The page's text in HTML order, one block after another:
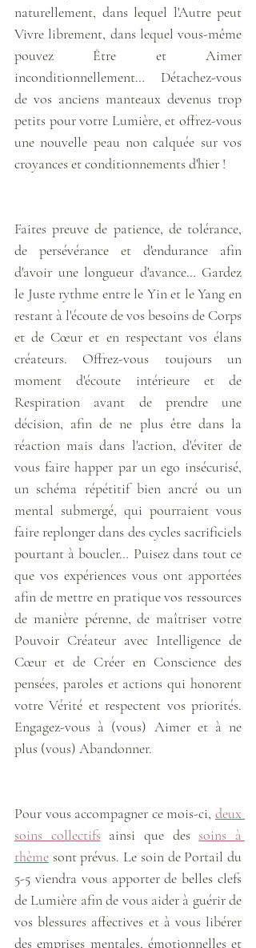
naturellement, dans lequel l'Autre peut
Vivre librement, dans lequel vous-même
pouvez Être et Aimer
inconditionnellement… Détachez-vous
de vos anciens manteaux devenus trop
petits pour votre Lumière, et offrez-vous
une nouvelle peau non calquée sur vos
croyances et conditionnements d'hier !
Faites preuve de patience, de tolérance,
de persévérance et d'endurance afin
d'avoir une longueur d'avance… Gardez
le Juste rythme entre le Yin et le Yang en
restant à l'écoute de vos besoins de Corps
et de Cœur et en respectant vos élans
créateurs. Offrez-vous toujours un
moment d'écoute intérieure et de
Respiration avant de prendre une
décision, afin de ne plus être dans la
réaction mais dans l'action, d'éviter de
vous faire happer par un ego insécurisé,
un schéma répétitif bien ancré ou un
mental submergé, qui pourraient vous
faire replonger dans des cycles sacrificiels
pourtant à boucler… Puisez dans tout ce
que vos expériences vous ont apportées
afin de mettre en pratique vos ressources
de manière pérenne, de maîtriser votre
Pouvoir Créateur avec Intelligence de
Cœur et de Créer en Conscience des
pensées, paroles et actions qui honorent
votre Vérité et respectent vos priorités.
Engagez-vous à (vous) Aimer et à ne
plus (vous) Abandonner.
Pour vous accompagner ce mois-ci, deux
soins collectifs ainsi que des soins à
thème sont prévus. Le soin de Portail du
5-5 viendra vous apporter de belles clefs
de Lumière afin de vous aider à guérir de
vos blessures affectives et à vous libérer
des emprises mentales, émotionnelles et